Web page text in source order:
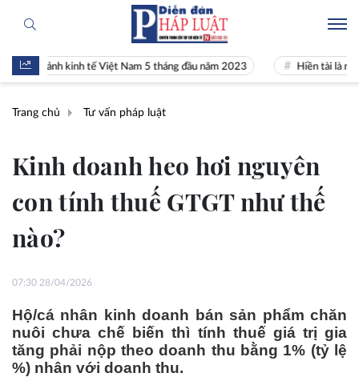
kinh tế Việt Nam 5 tháng đầu năm 2023 Hiền tài là nguyên khí
Trang chủ Tư vấn pháp luật
Kinh doanh heo hơi nguyên
con tính thuế GTGT như thế
nào?
07:30 28/04/2026
Hộ/cá nhân kinh doanh bán sản phẩm chăn
nuôi chưa chế biến thì tính thuế giá trị gia
tăng phải nộp theo doanh thu bằng 1% (tỷ lệ
%) nhân với doanh thu.